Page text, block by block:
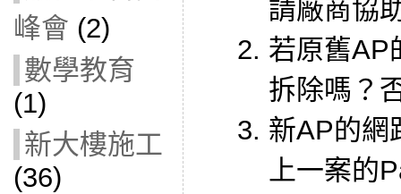
峰會 (2)
數學教育
(1)
新大樓施工
(36)
請廠商協
若原舊AP
拆除嗎？
新AP的網
上一案的